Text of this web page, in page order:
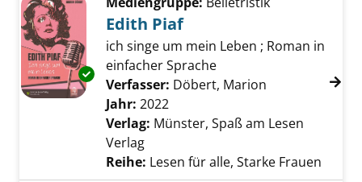
Exemplar-Details von Edith Piaf anzeigen
Edith Piaf
ich singe um mein Leben ; Roman in
einfacher Sprache
Verfasser: Döbert, Marion Suche nach
Jahr: 2022
Verlag: Münster, Spaß am Lesen
Verlag
Reihe: Lesen für alle, Starke Frauen